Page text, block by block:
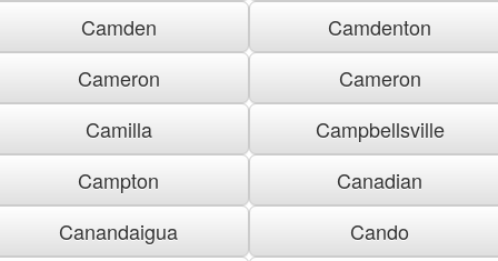
Camden
Camdenton
Cameron
Cameron
Camilla
Campbellsville
Campton
Canadian
Canandaigua
Cando